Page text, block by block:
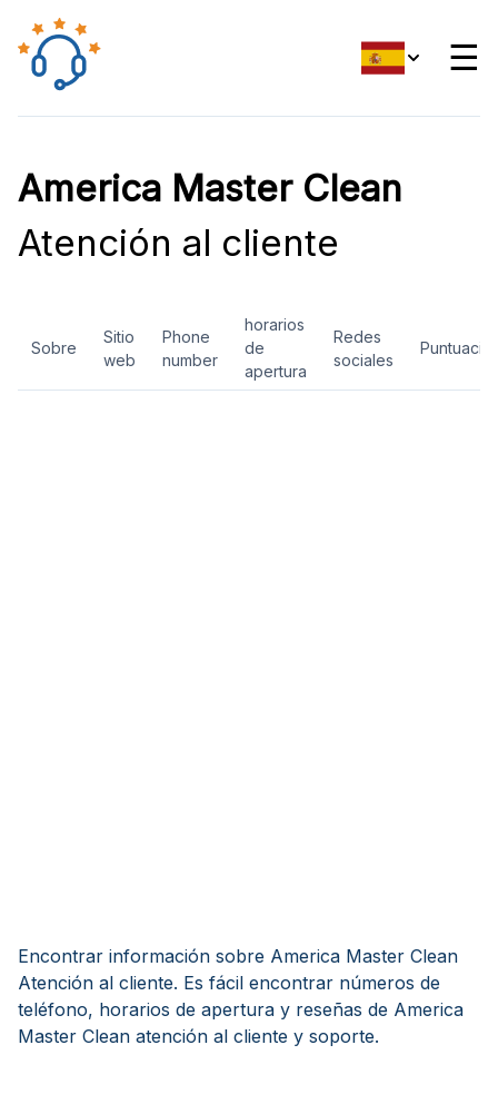
☰
America Master Clean
Atención al cliente
Sobre
Sitio
web
Phone
number
horarios
de
apertura
Redes
sociales
Encontrar información sobre America Master Clean
Atención al cliente. Es fácil encontrar números de
teléfono, horarios de apertura y reseñas de America
Master Clean atención al cliente y soporte.